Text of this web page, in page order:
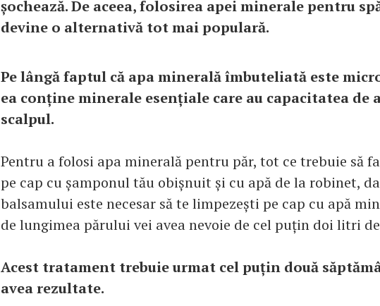
șochează. De aceea, folosirea apei minerale pentru
devine o alternativă tot mai populară.
Pe lângă faptul că apa minerală îmbuteliată este
ea conține minerale esențiale care au capacitatea de
scalpul.
Pentru a folosi apa minerală pentru păr, tot ce trebuie să
pe cap cu șamponul tău obișnuit și cu apă de la robinet,
balsamului este necesar să te limpezești pe cap cu apă
de lungimea părului vei avea nevoie de cel puțin doi litri
Acest tratament trebuie urmat cel puțin două
avea rezultate.